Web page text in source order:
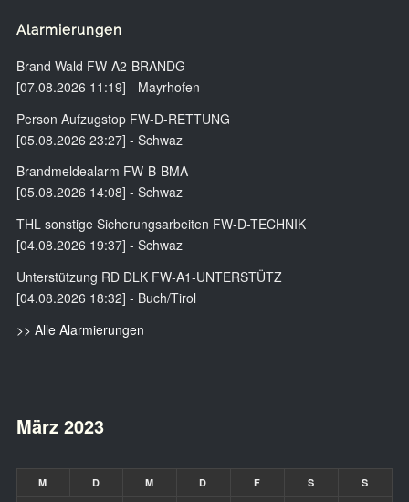
Alarmierungen
Brand Wald FW-A2-BRANDG
[07.08.2026 11:19] - Mayrhofen
Person Aufzugstop FW-D-RETTUNG
[05.08.2026 23:27] - Schwaz
Brandmeldealarm FW-B-BMA
[05.08.2026 14:08] - Schwaz
THL sonstige Sicherungsarbeiten FW-D-TECHNIK
[04.08.2026 19:37] - Schwaz
Unterstützung RD DLK FW-A1-UNTERSTÜTZ
[04.08.2026 18:32] - Buch/Tirol
>> Alle Alarmierungen
März 2023
M D M D F S S